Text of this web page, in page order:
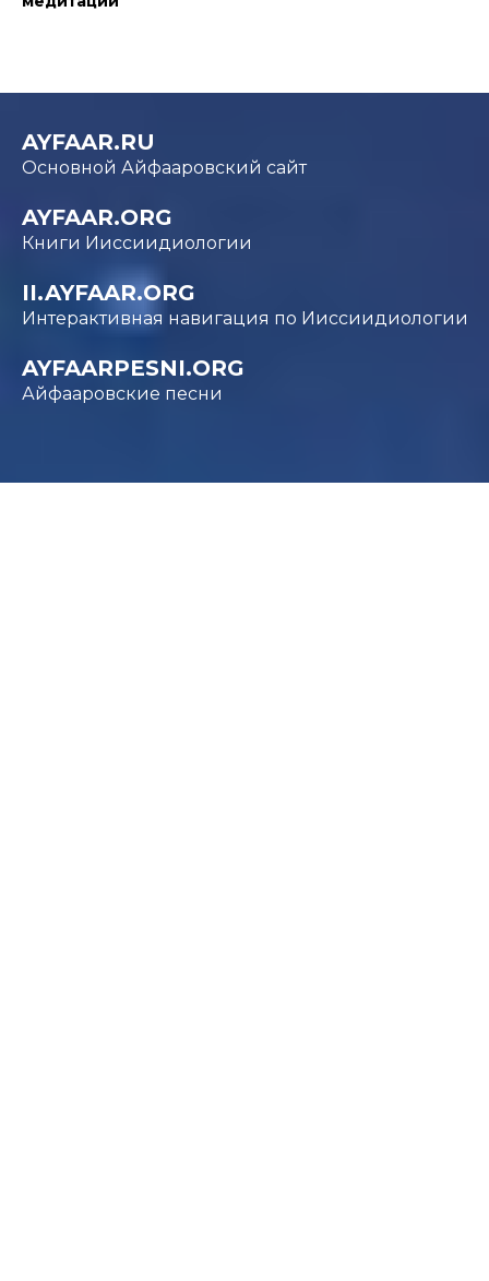
AYFAAR.RU
Основной Айфааровский сайт
AYFAAR.ORG
Книги Ииссиидиологии
II.AYFAAR.ORG
Интерактивная навигация по Ииссиидиологии
AYFAARPESNI.ORG
Айфааровские песни